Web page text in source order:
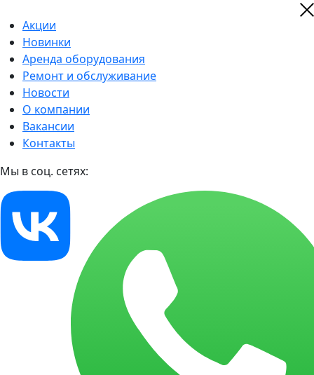
Акции
Новинки
Аренда оборудования
Ремонт и обслуживание
Новости
О компании
Вакансии
Контакты
Мы в соц. сетях: